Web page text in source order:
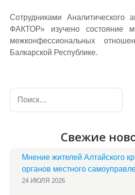
Сотрудниками Аналитического
ФАКТОР» изучено состояние
межконфессиональных
Балкарской Республике.
Свежие
Мнение жителей Алтайского
органов местного
24 ИЮЛЯ 2026